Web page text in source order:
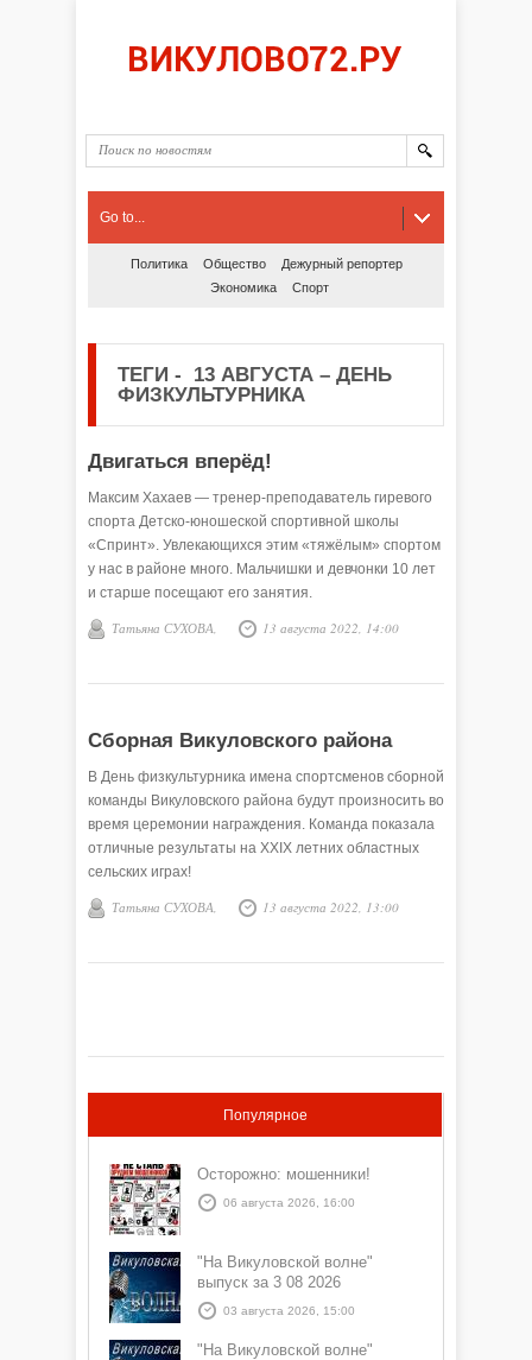
Go to...
Политика Общество
Дежурный репортер
Экономика
Спорт
ТЕГИ - 13 АВГУСТА – ДЕНЬ
ФИЗКУЛЬТУРНИКА
Двигаться вперёд!
Максим Хахаев — тренер-преподаватель гиревого
спорта Детско-юношеской спортивной школы
«Спринт». Увлекающихся этим «тяжёлым» спортом
у нас в районе много. Мальчишки и девчонки 10 лет
и старше посещают его занятия.
Татьяна СУХОВА, 13 августа 2022, 14:00
Сборная Викуловского района
В День физкультурника имена спортсменов сборной
команды Викуловского района будут произносить во
время церемонии награждения. Команда показала
отличные результаты на ХХIХ летних областных
сельских играх!
Татьяна СУХОВА, 13 августа 2022, 13:00
Популярное
Осторожно: мошенники!
06 августа 2026, 16:00
"На Викуловской волне"
выпуск за 3 08 2026
03 августа 2026, 15:00
"На Викуловской волне"